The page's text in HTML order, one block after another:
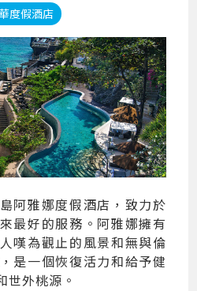
度假酒店
阿雅娜度假酒店，致力於
最好的服務。阿雅娜擁有
嘆為觀止的風景和無與倫
是一個恢復活力和給予健
世外桃源。